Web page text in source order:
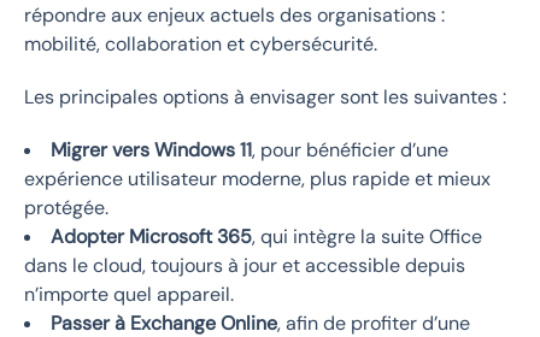
répondre aux enjeux actuels des organisations :
mobilité, collaboration et cybersécurité.
Les principales options à envisager sont les suivantes :
Migrer vers Windows 11, pour bénéficier d’une
expérience utilisateur moderne, plus rapide et mieux
protégée.
Adopter Microsoft 365, qui intègre la suite Office
dans le cloud, toujours à jour et accessible depuis
n’importe quel appareil.
Passer à Exchange Online, afin de profiter d’une